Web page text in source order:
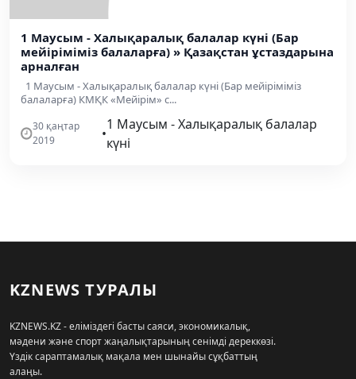
1 Маусым - Халықаралық балалар күні (Бар
мейіріміміз балаларға) » Қазақстан ұстаздарына
арналған
1 Маусым - Халықаралық балалар күні (Бар мейіріміміз
балаларға) КМҚК «Мейірім» с...
30 қаңтар
2019
•
1 Маусым - Халықаралық балалар
күні
KZNEWS ТУРАЛЫ
KZNEWS.KZ - еліміздегі басты саяси, экономикалық,
мәдени және спорт жаңалықтарының сенімді дереккөзі.
Үздік сараптамалық мақала мен шынайы сұқбаттың
алаңы.